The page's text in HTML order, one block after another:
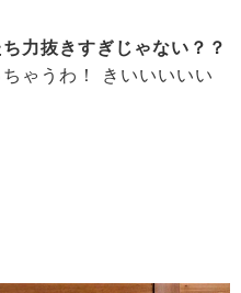
力抜きすぎじゃない？？
ゃうわ！ きいいいいい